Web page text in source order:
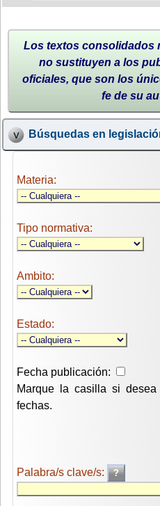
Los textos consolidados
no sustituyen a los
oficiales, que son los
fe de su
Búsquedas en
Materia:
Tipo normativa:
Ambito:
Estado:
Fecha publicación:
Marque la casilla si
fechas.
Palabra/s clave/s: